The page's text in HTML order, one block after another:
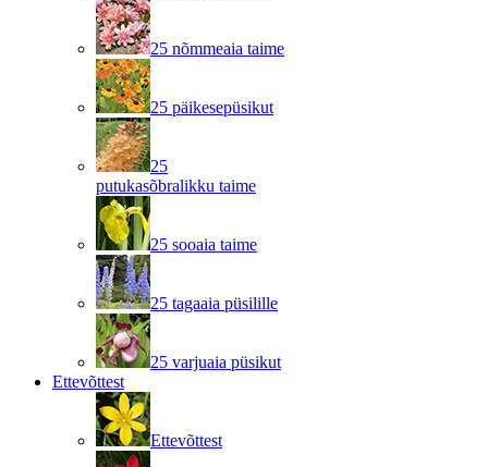
25 nõmmeaia taime
25 päikesepüsikut
25
putukasõbralikku taime
25 sooaia taime
25 tagaaia püsilille
25 varjuaia püsikut
Ettevõttest
Ettevõttest